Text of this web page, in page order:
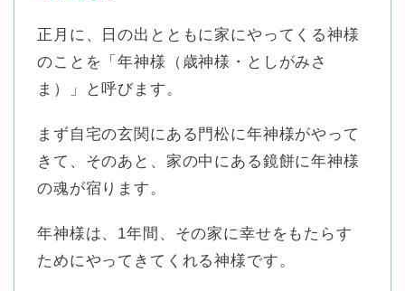
正月に、日の出とともに家にやってくる神様
のことを「年神様（歳神様・としがみさ
ま）」と呼びます。
まず自宅の玄関にある門松に年神様がやって
きて、そのあと、家の中にある鏡餅に年神様
の魂が宿ります。
年神様は、1年間、その家に幸せをもたらす
ためにやってきてくれる神様です。